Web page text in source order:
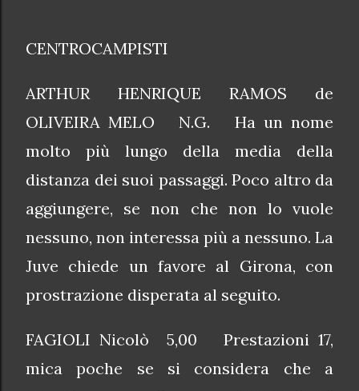
CENTROCAMPISTI
ARTHUR HENRIQUE RAMOS de
OLIVEIRA MELO N.G. Ha un nome
molto più lungo della media della
distanza dei suoi passaggi. Poco altro da
aggiungere, se non che non lo vuole
nessuno, non interessa più a nessuno. La
Juve chiede un favore al Girona, con
prostrazione disperata al seguito.
FAGIOLI Nicolò 5,00 Prestazioni 17,
mica poche se si considera che a